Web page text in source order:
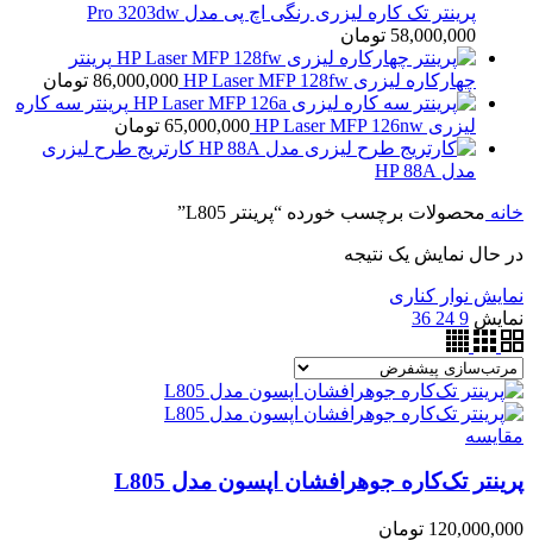
پرینتر تک کاره لیزری رنگی اچ پی مدل Pro 3203dw
58,000,000 تومان
پرینتر
چهارکاره لیزری HP Laser MFP 128fw
86,000,000 تومان
پرینتر سه کاره
لیزری HP Laser MFP 126nw
65,000,000 تومان
کارتریج طرح لیزری
مدل HP 88A
خانه محصولات برچسب خورده “پرینتر L805”
در حال نمایش یک نتیجه
نمایش نوار کناری
نمایش 9
24
36
مقايسه
پرینتر تک‌کاره جوهرافشان اپسون مدل L805
120,000,000 تومان